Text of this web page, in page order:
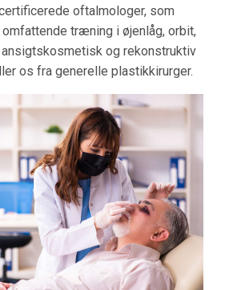
oftalmologer, som
træning i øjenlåg, orbit,
og rekonstruktiv
os fra generelle plastikkirurger.